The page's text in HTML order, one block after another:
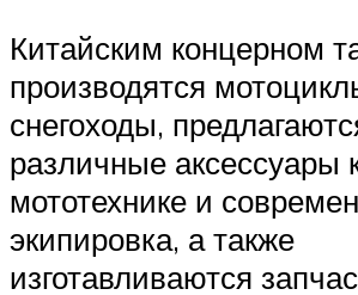
Китайским концерном
производятся
снегоходы,
различные аксессуары
мототехнике и
экипировка, а также
изготавливаются